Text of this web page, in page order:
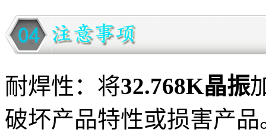
耐焊性：将32.768K晶振
破坏产品特性或损害产